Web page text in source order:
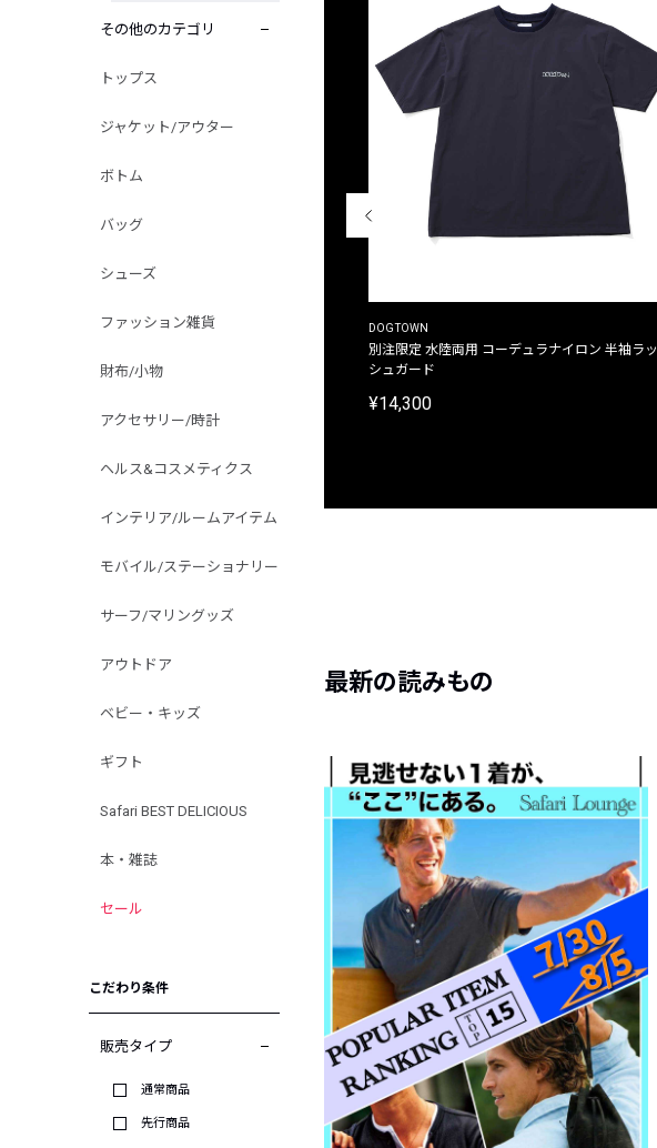
その他のカテゴリ
トップス
ジャケット/アウター
ボトム
バッグ
シューズ
ファッション雑貨
財布/小物
アクセサリー/時計
ヘルス&コスメティクス
インテリア/ルームアイテム
モバイル/ステーショナリー
サーフ/マリングッズ
アウトドア
ベビー・キッズ
ギフト
Safari BEST DELICIOUS
本・雑誌
セール
こだわり条件
販売タイプ
通常商品
先行商品
THE DUFFER OF ST.GEORGE
プリントTシャツ
DOGTOWN
別注限定 水陸両用 コーデュラナイロン 半袖ラッ
シュガード
¥14,300
最新の読みもの